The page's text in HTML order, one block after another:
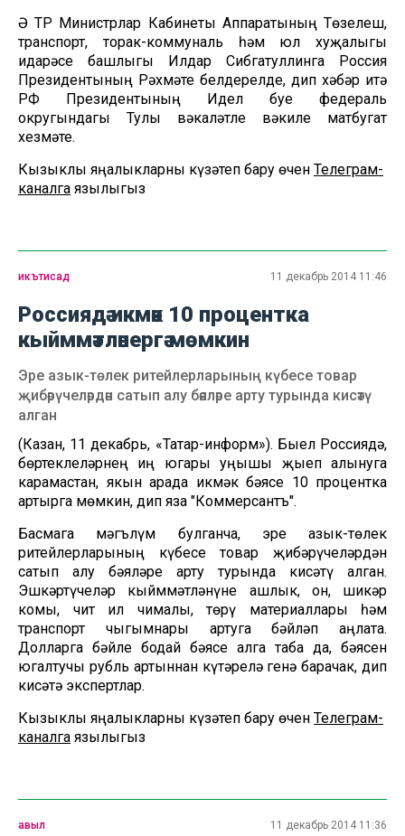
Ә ТР Министрлар Кабинеты Аппаратының Төзелеш,
транспорт, торак-коммуналь һәм юл хуҗалыгы
идарәсе башлыгы Илдар Сибгатуллинга Россия
Президентының Рәхмәте белдерелде, дип хәбәр итә
РФ Президентының Идел буе федераль
округындагы Тулы вәкаләтле вәкиле матбугат
хезмәте.
Кызыклы яңалыкларны күзәтеп бару өчен Телеграм-
каналга язылыгыз
икътисад 11 декабрь 2014 11:46
Россиядә икмәк 10 процентка
кыйммәтләнергә мөмкин
Эре азык-төлек ритейлерларының күбесе товар
җибәрүчеләрдән сатып алу бәяләре арту турында кисәтү
алган
(Казан, 11 декабрь, «Татар-информ»). Быел Россиядә,
бөртеклеләрнең иң югары уңышы җыеп алынуга
карамастан, якын арада икмәк бәясе 10 процентка
артырга мөмкин, дип яза "Коммерсантъ".
Басмага мәгълүм булганча, эре азык-төлек
ритейлерларының күбесе товар җибәрүчеләрдән
сатып алу бәяләре арту турында кисәтү алган.
Эшкәртүчеләр кыйммәтләнүне ашлык, он, шикәр
комы, чит ил чималы, төрү материаллары һәм
транспорт чыгымнары артуга бәйләп аңлата.
Долларга бәйле бодай бәясе алга таба да, бәясен
югалтучы рубль артыннан күтәрелә генә барачак, дип
кисәтә экспертлар.
Кызыклы яңалыкларны күзәтеп бару өчен Телеграм-
каналга язылыгыз
авыл 11 декабрь 2014 11:36